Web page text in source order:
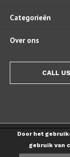
Categorieën
Over ons
CALL US
Door het
gebruik van